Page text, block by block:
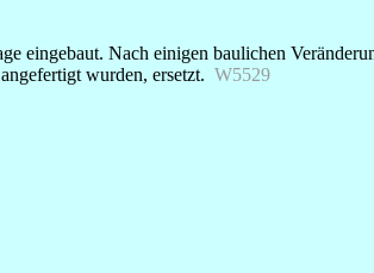
eingebaut. Nach einigen baulichen
wurden, ersetzt. W5529